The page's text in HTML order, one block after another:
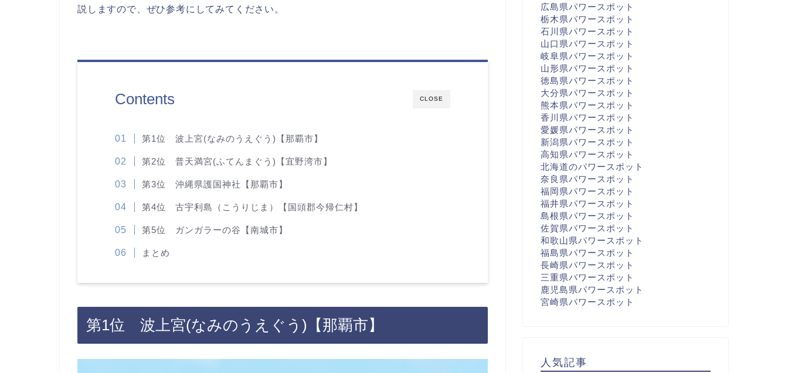
説しますので、ぜひ参考にしてみてください。
CLOSE
Contents
第1位 波上宮(なみのうえぐう)【那覇市】
第2位 普天満宮(ふてんまぐう)【宜野湾市】
第3位 沖縄県護国神社【那覇市】
第4位 古宇利島（こうりじま）【国頭郡今帰仁村】
第5位 ガンガラーの谷【南城市】
まとめ
第1位 波上宮(なみのうえぐう)【那覇市】
広島県パワースポット
栃木県パワースポット
石川県パワースポット
山口県パワースポット
岐阜県パワースポット
山形県パワースポット
徳島県パワースポット
大分県パワースポット
熊本県パワースポット
香川県パワースポット
愛媛県パワースポット
新潟県パワースポット
高知県パワースポット
北海道のパワースポット
奈良県パワースポット
福岡県パワースポット
福井県パワースポット
島根県パワースポット
佐賀県パワースポット
和歌山県パワースポット
福島県パワースポット
長崎県パワースポット
三重県パワースポット
鹿児島県パワースポット
宮崎県パワースポット
人気記事